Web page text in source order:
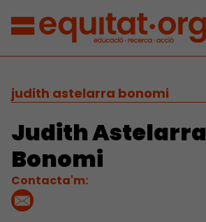
judith astelarra bonomi
Judith Astelarra
Bonomi
Contacta'm: